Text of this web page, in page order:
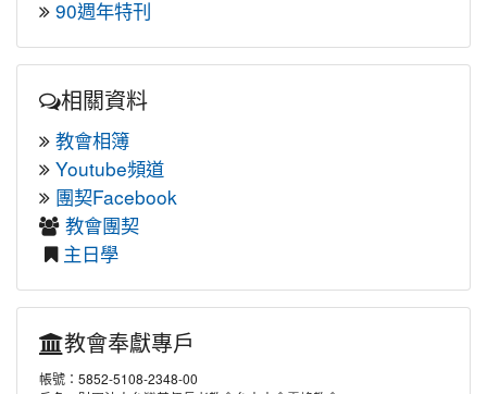
90週年特刊
相關資料
教會相簿
Youtube頻道
團契Facebook
教會團契
主日學
教會奉獻專戶
帳號：5852-5108-2348-00